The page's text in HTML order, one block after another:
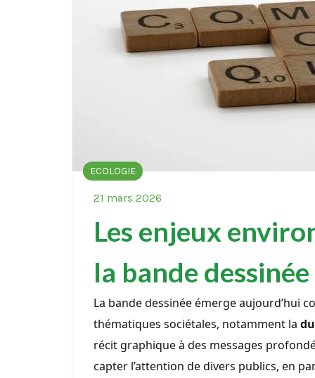
ECOLOGIE
21 mars 2026
Les enjeux
la bande dessinée
La bande dessinée émerge aujourd’hui
thématiques sociétales, notamment la
récit graphique à des messages
capter l’attention de divers publics, en